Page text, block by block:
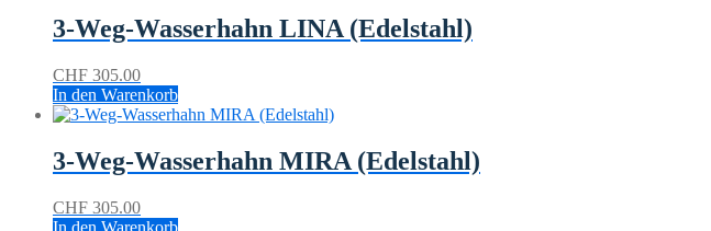
3-Weg-Wasserhahn LINA (Edelstahl)
CHF 305.00
In den Warenkorb
3-Weg-Wasserhahn MIRA (Edelstahl)
CHF 305.00
In den Warenkorb